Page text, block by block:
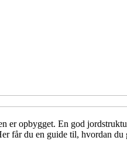
er opbygget. En god
får du en guide til, hvordan du